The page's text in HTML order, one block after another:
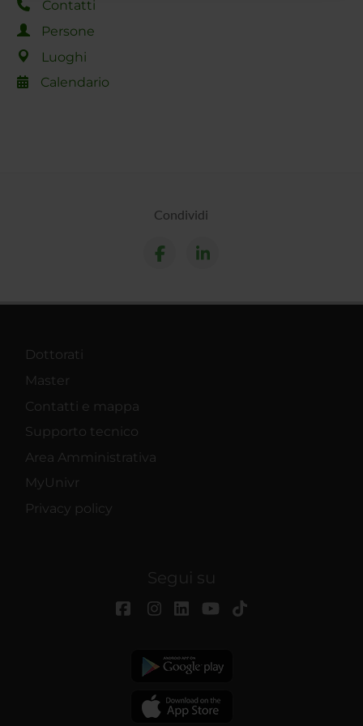
raccolto dal tuo utilizzo dei loro servizi.
Contatti
Persone
Luoghi
Calendario
Condividi
Dottorati
Master
Contatti e mappa
Supporto tecnico
Area Amministrativa
MyUnivr
Privacy policy
Segui su